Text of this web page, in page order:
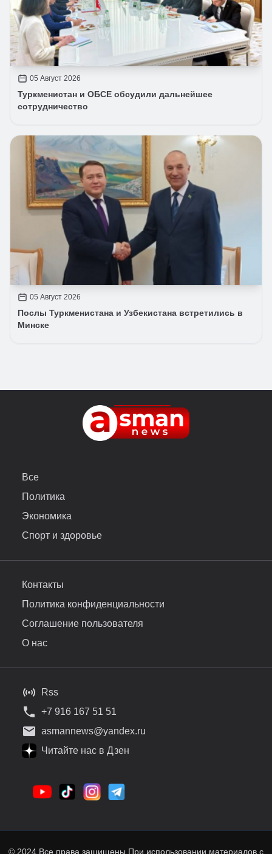
05 Август 2026
Туркменистан и ОБСЕ обсудили дальнейшее
сотрудничество
05 Август 2026
Послы Туркменистана и Узбекистана встретились в
Минске
Все
Политика
Экономика
Спорт и здоровье
Контакты
Политика конфиденциальности
Соглашение пользователя
О нас
Rss
+7 916 167 51 51
asmannews@yandex.ru
Читайте нас в Дзен
© 2024 Все права защищены При использовании материалов с